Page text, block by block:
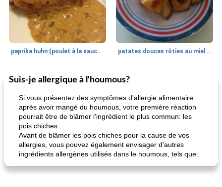
paprika huhn (poulet à la sauce paprika). patates douces rôties au miel / kumara
25min
Petit déjeuner et brunch
quinoa petit déjeuner méditerranéen
Viande et volaille
poitrines de poulet grillées de jenny
Suis-je allergique à l'houmous?
Si vous présentez des symptômes d'allergie alimentaire
après avoir mangé du houmous, votre première réaction
pourrait être de blâmer l'ingrédient le plus commun: les
pois chiches.
Avant de blâmer les pois chiches pour la cause de vos
allergies, vous pouvez également envisager d'autres
ingrédients allergènes utilisés dans le houmous, tels que: